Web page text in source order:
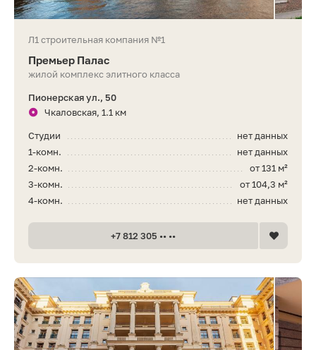
Л1 строительная компания №1
Премьер Палас
жилой комплекс элитного класса
Пионерская ул., 50
Чкаловская, 1.1 км
нет данных
Студии
нет данных
1-комн.
от 131 м²
2-комн.
от 104,3 м²
3-комн.
нет данных
4-комн.
+7 812 305 •• ••